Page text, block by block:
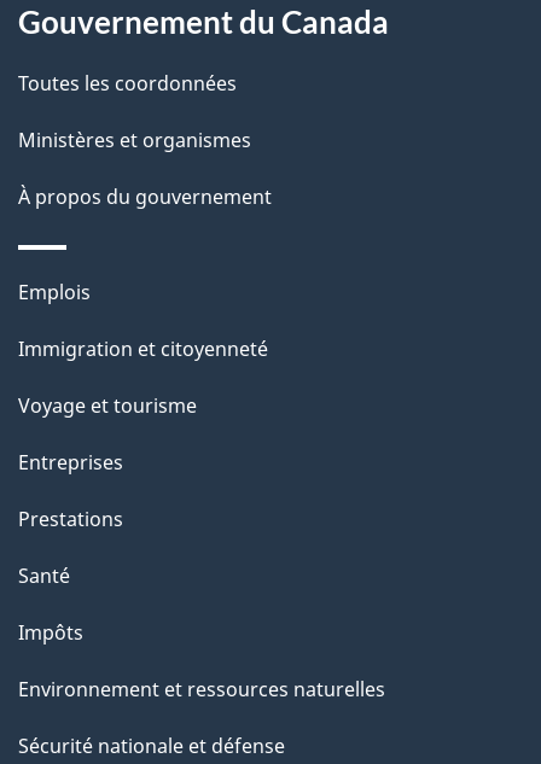
i
l
s
d
e
l
a
p
a
g
e
propos
de
ce
site
Gouvernement du Canada
Toutes les coordonnées
Ministères et organismes
À propos du gouvernement
Thèmes
sujets
Emplois
Immigration et citoyenneté
Voyage et tourisme
Entreprises
Prestations
Santé
Impôts
Environnement et ressources naturelles
Sécurité nationale et défense